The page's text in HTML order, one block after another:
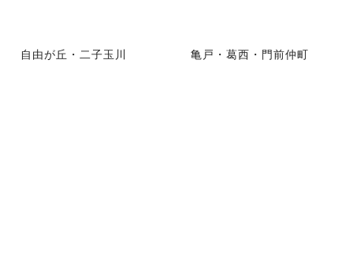
自由が丘・二子玉川 亀戸・葛西・門前仲町